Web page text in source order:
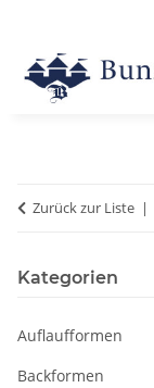
Zurück zur Liste
Kategorien
Auflaufformen
Backformen